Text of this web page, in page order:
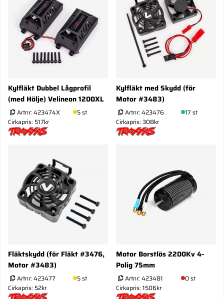
Kylfläkt Dubbel Lågprofil
(med Hölje) Velineon 1200XL
Artnr: 423474X
5 st
Cirkapris: 517kr
Kylfläkt med Skydd (för
Motor #3483)
Artnr: 423476
17 st
Cirkapris: 308kr
Fläktskydd (för Fläkt #3476,
Motor #3483)
Artnr: 423477
5 st
Cirkapris: 52kr
Motor Borstlös 2200Kv 4-
Polig 75mm
Artnr: 423481
0 st
Cirkapris: 1506kr